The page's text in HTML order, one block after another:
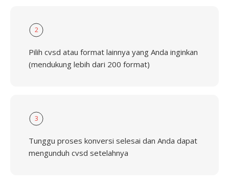
2
Pilih cvsd atau format lainnya yang Anda inginkan
(mendukung lebih dari 200 format)
3
Tunggu proses konversi selesai dan Anda dapat
mengunduh cvsd setelahnya